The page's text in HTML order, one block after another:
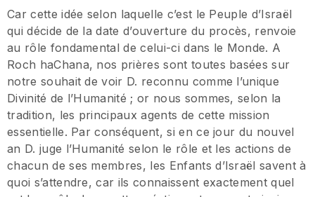
Car cette idée selon laquelle c’est le Peuple d’Israël
qui décide de la date d’ouverture du procès, renvoie
au rôle fondamental de celui-ci dans le Monde. A
Roch haChana, nos prières sont toutes basées sur
notre souhait de voir D. reconnu comme l’unique
Divinité de l’Humanité ; or nous sommes, selon la
tradition, les principaux agents de cette mission
essentielle. Par conséquent, si en ce jour du nouvel
an D. juge l’Humanité selon le rôle et les actions de
chacun de ses membres, les Enfants d’Israël savent à
quoi s’attendre, car ils connaissent exactement quel